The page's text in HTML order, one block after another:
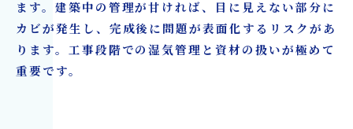
ます。建築中の管理が甘ければ、目に見えない部分に
カビが発生し、完成後に問題が表面化するリスクがあ
ります。工事段階での湿気管理と資材の扱いが極めて
重要です。